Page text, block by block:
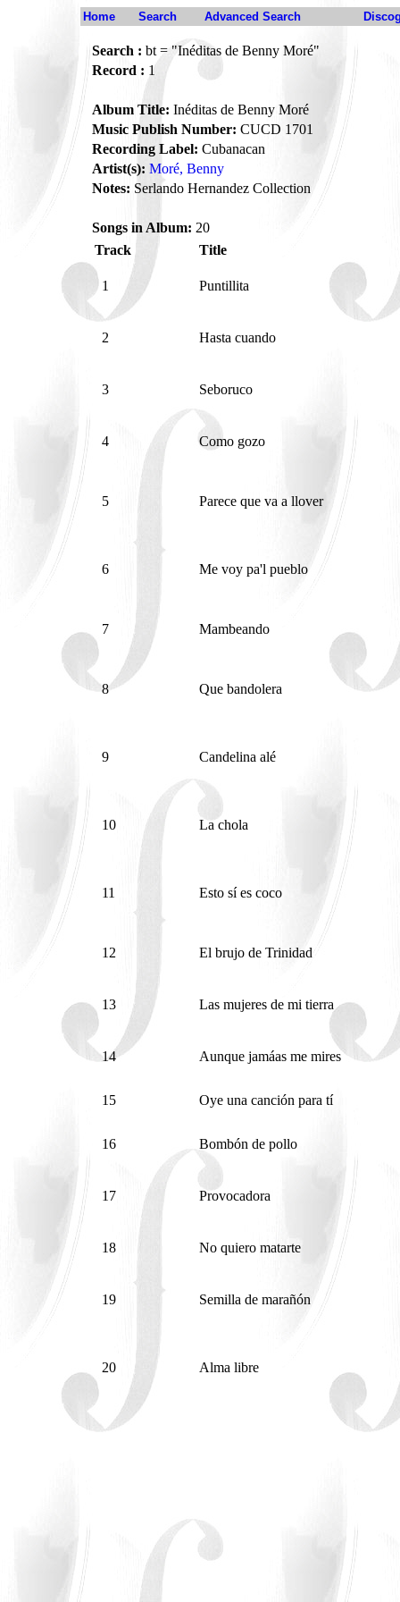
Home Search Advanced Search
Search : bt = "Inéditas de Benny Moré"
Record : 1
Album Title: Inéditas de Benny Moré
Music Publish Number: CUCD 1701
Recording Label: Cubanacan
Artist(s): Moré, Benny
Notes: Serlando Hernandez Collection
Songs in Album: 20
Track
Title
1 Puntillita
2 Hasta cuando
3 Seboruco
4 Como gozo
5 Parece que va a llover
6 Me voy pa'l pueblo
7 Mambeando
8 Que bandolera
9 Candelina alé
10 La chola
11 Esto sí es coco
12 El brujo de Trinidad
13 Las mujeres de mi tierra
14 Aunque jamáas me mires
15 Oye una canción para tí
16 Bombón de pollo
17 Provocadora
18 No quiero matarte
19 Semilla de marañón
20 Alma libre